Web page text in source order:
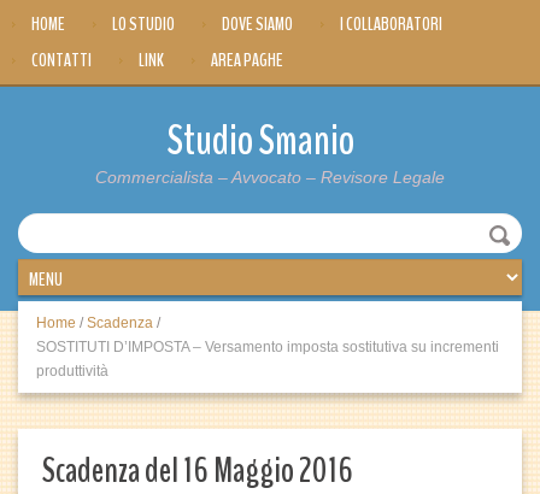
HOME LO STUDIO DOVE SIAMO
I COLLABORATORI
CONTATTI
LINK AREA PAGHE
Studio Smanio
Commercialista – Avvocato – Revisore Legale
Home / Scadenza /
SOSTITUTI D’IMPOSTA – Versamento imposta sostitutiva su incrementi
produttività
Scadenza del 16 Maggio 2016